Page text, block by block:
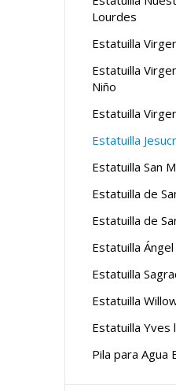
Lourdes
Estatuilla
Estatuilla
Niño
Estatuilla
Estatuilla
Estatuilla San
Estatuilla de
Estatuilla de
Estatuilla
Estatuilla
Estatuilla
Estatuilla Yves
Pila para Agua